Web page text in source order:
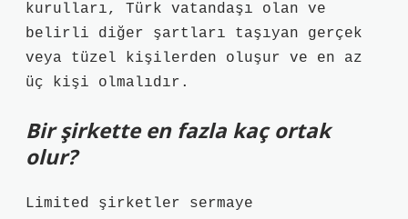
kurulları, Türk vatandaşı olan ve
belirli diğer şartları taşıyan gerçek
veya tüzel kişilerden oluşur ve en az
üç kişi olmalıdır.
Bir şirkette en fazla kaç ortak
olur?
Limited şirketler sermaye